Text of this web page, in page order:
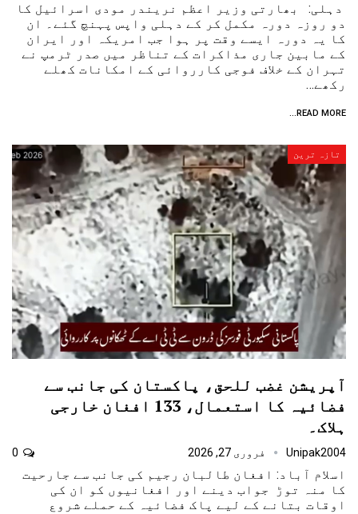
دہلی: بھارتی وزیر اعظم نریندر مودی اسرائیل کا
دو روزہ دورہ مکمل کر کے دہلی واپس پہنچ گئے۔ ان
کا یہ دورہ ایسے وقت پر ہوا جب امریکہ اور ایران
کے مابین جاری مذاکرات کے تناظر میں صدر ٹرمپ نے
تہران کے خلاف فوجی کارروائی کے امکانات کھلے
رکھے…
READ MORE...
تازہ ترین
آپریشن غضب للحق، پاکستان کی جانب سے
فضائیہ کا استعمال، 133 افغان خارجی
ہلاک۔
Unipak2004 فروری 27, 2026
اسلام آباد: افغان طالبان رجیم کی جانب سے جارحیت
کا منہ توڑ جواب دینے اور افغانیوں کو ان کی
اوقات بتانے کے لیے پاک فضائیہ کے حملے شروع